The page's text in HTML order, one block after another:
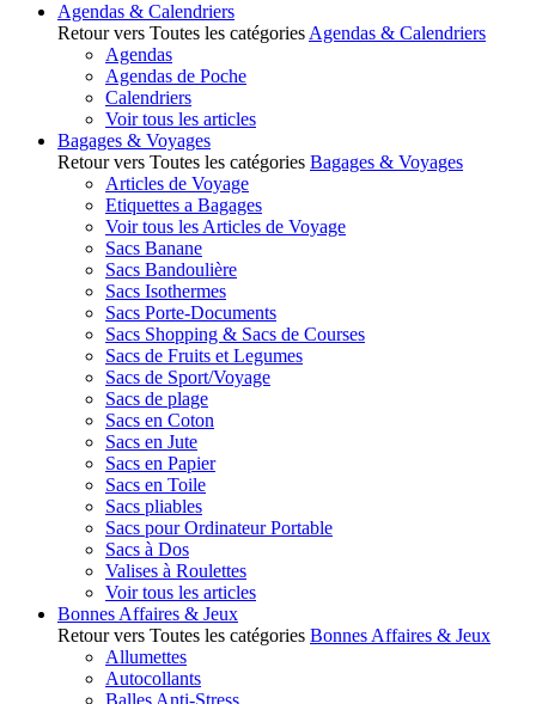
Agendas & Calendriers
Retour vers Toutes les catégories Agendas & Calendriers
Agendas
Agendas de Poche
Calendriers
Voir tous les articles
Bagages & Voyages
Retour vers Toutes les catégories Bagages & Voyages
Articles de Voyage
Etiquettes a Bagages
Voir tous les Articles de Voyage
Sacs Banane
Sacs Bandoulière
Sacs Isothermes
Sacs Porte-Documents
Sacs Shopping & Sacs de Courses
Sacs de Fruits et Legumes
Sacs de Sport/Voyage
Sacs de plage
Sacs en Coton
Sacs en Jute
Sacs en Papier
Sacs en Toile
Sacs pliables
Sacs pour Ordinateur Portable
Sacs à Dos
Valises à Roulettes
Voir tous les articles
Bonnes Affaires & Jeux
Retour vers Toutes les catégories Bonnes Affaires & Jeux
Allumettes
Autocollants
Balles Anti-Stress